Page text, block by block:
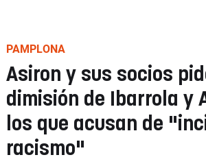
PAMPLONA
Asiron y sus socios
dimisión de Ibarrola y
los que acusan de
racismo"